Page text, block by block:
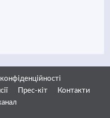
Прес-кіт
Контакти